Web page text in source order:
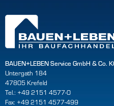
BAUEN+LEBEN Service GmbH & Co.
Untergath 184
47805 Krefeld
Tel.: +49 2151 4577-0
Fax: +49 2151 4577-499